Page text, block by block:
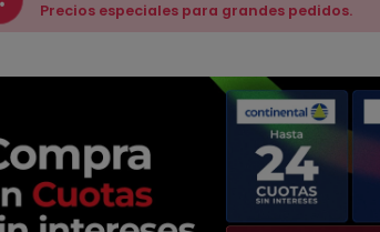
Precios especiales para grandes pedidos.